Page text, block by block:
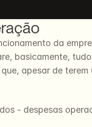
da
basicamente,
apesar de terem
- despesas